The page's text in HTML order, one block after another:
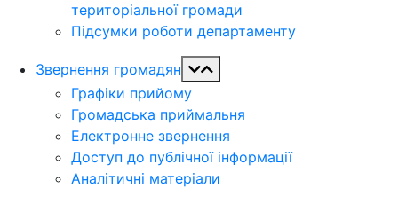
територіальної громади
Підсумки роботи департаменту
Звернення громадян
Графіки прийому
Громадська приймальня
Електронне звернення
Доступ до публічної інформації
Аналітичні матеріали